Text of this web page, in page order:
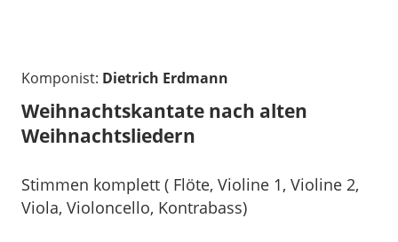
Komponist: Dietrich Erdmann
Weihnachtskantate nach alten
Weihnachtsliedern
Stimmen komplett ( Flöte, Violine 1, Violine 2,
Viola, Violoncello, Kontrabass)